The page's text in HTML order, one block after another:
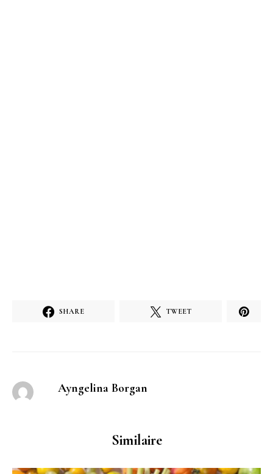
SHARE TWEET
Ayngelina Borgan
Similaire